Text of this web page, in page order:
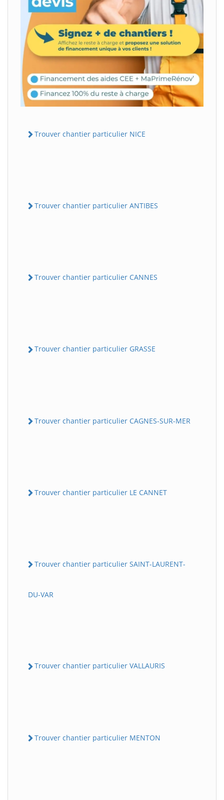
Trouver chantier particulier NICE
Trouver chantier particulier ANTIBES
Trouver chantier particulier CANNES
Trouver chantier particulier GRASSE
Trouver chantier particulier CAGNES-SUR-MER
Trouver chantier particulier LE CANNET
Trouver chantier particulier SAINT-LAURENT-
DU-VAR
Trouver chantier particulier VALLAURIS
Trouver chantier particulier MENTON